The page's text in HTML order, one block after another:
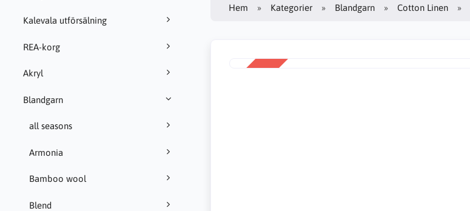
Kalevala utförsälning
REA-korg
Akryl
Blandgarn
all seasons
Armonia
Bamboo wool
Blend
Hem Kategorier Blandgarn Cotton Linen